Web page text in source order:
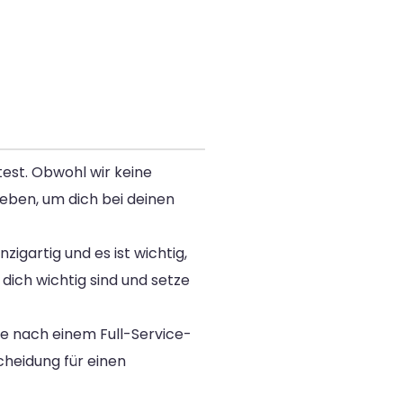
Obwohl wir keine
um dich bei deinen
und es ist wichtig,
wichtig sind und setze
nach einem Full-Service-
für einen